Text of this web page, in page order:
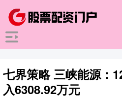
七界策略 三峡能源：
入6308.92万元